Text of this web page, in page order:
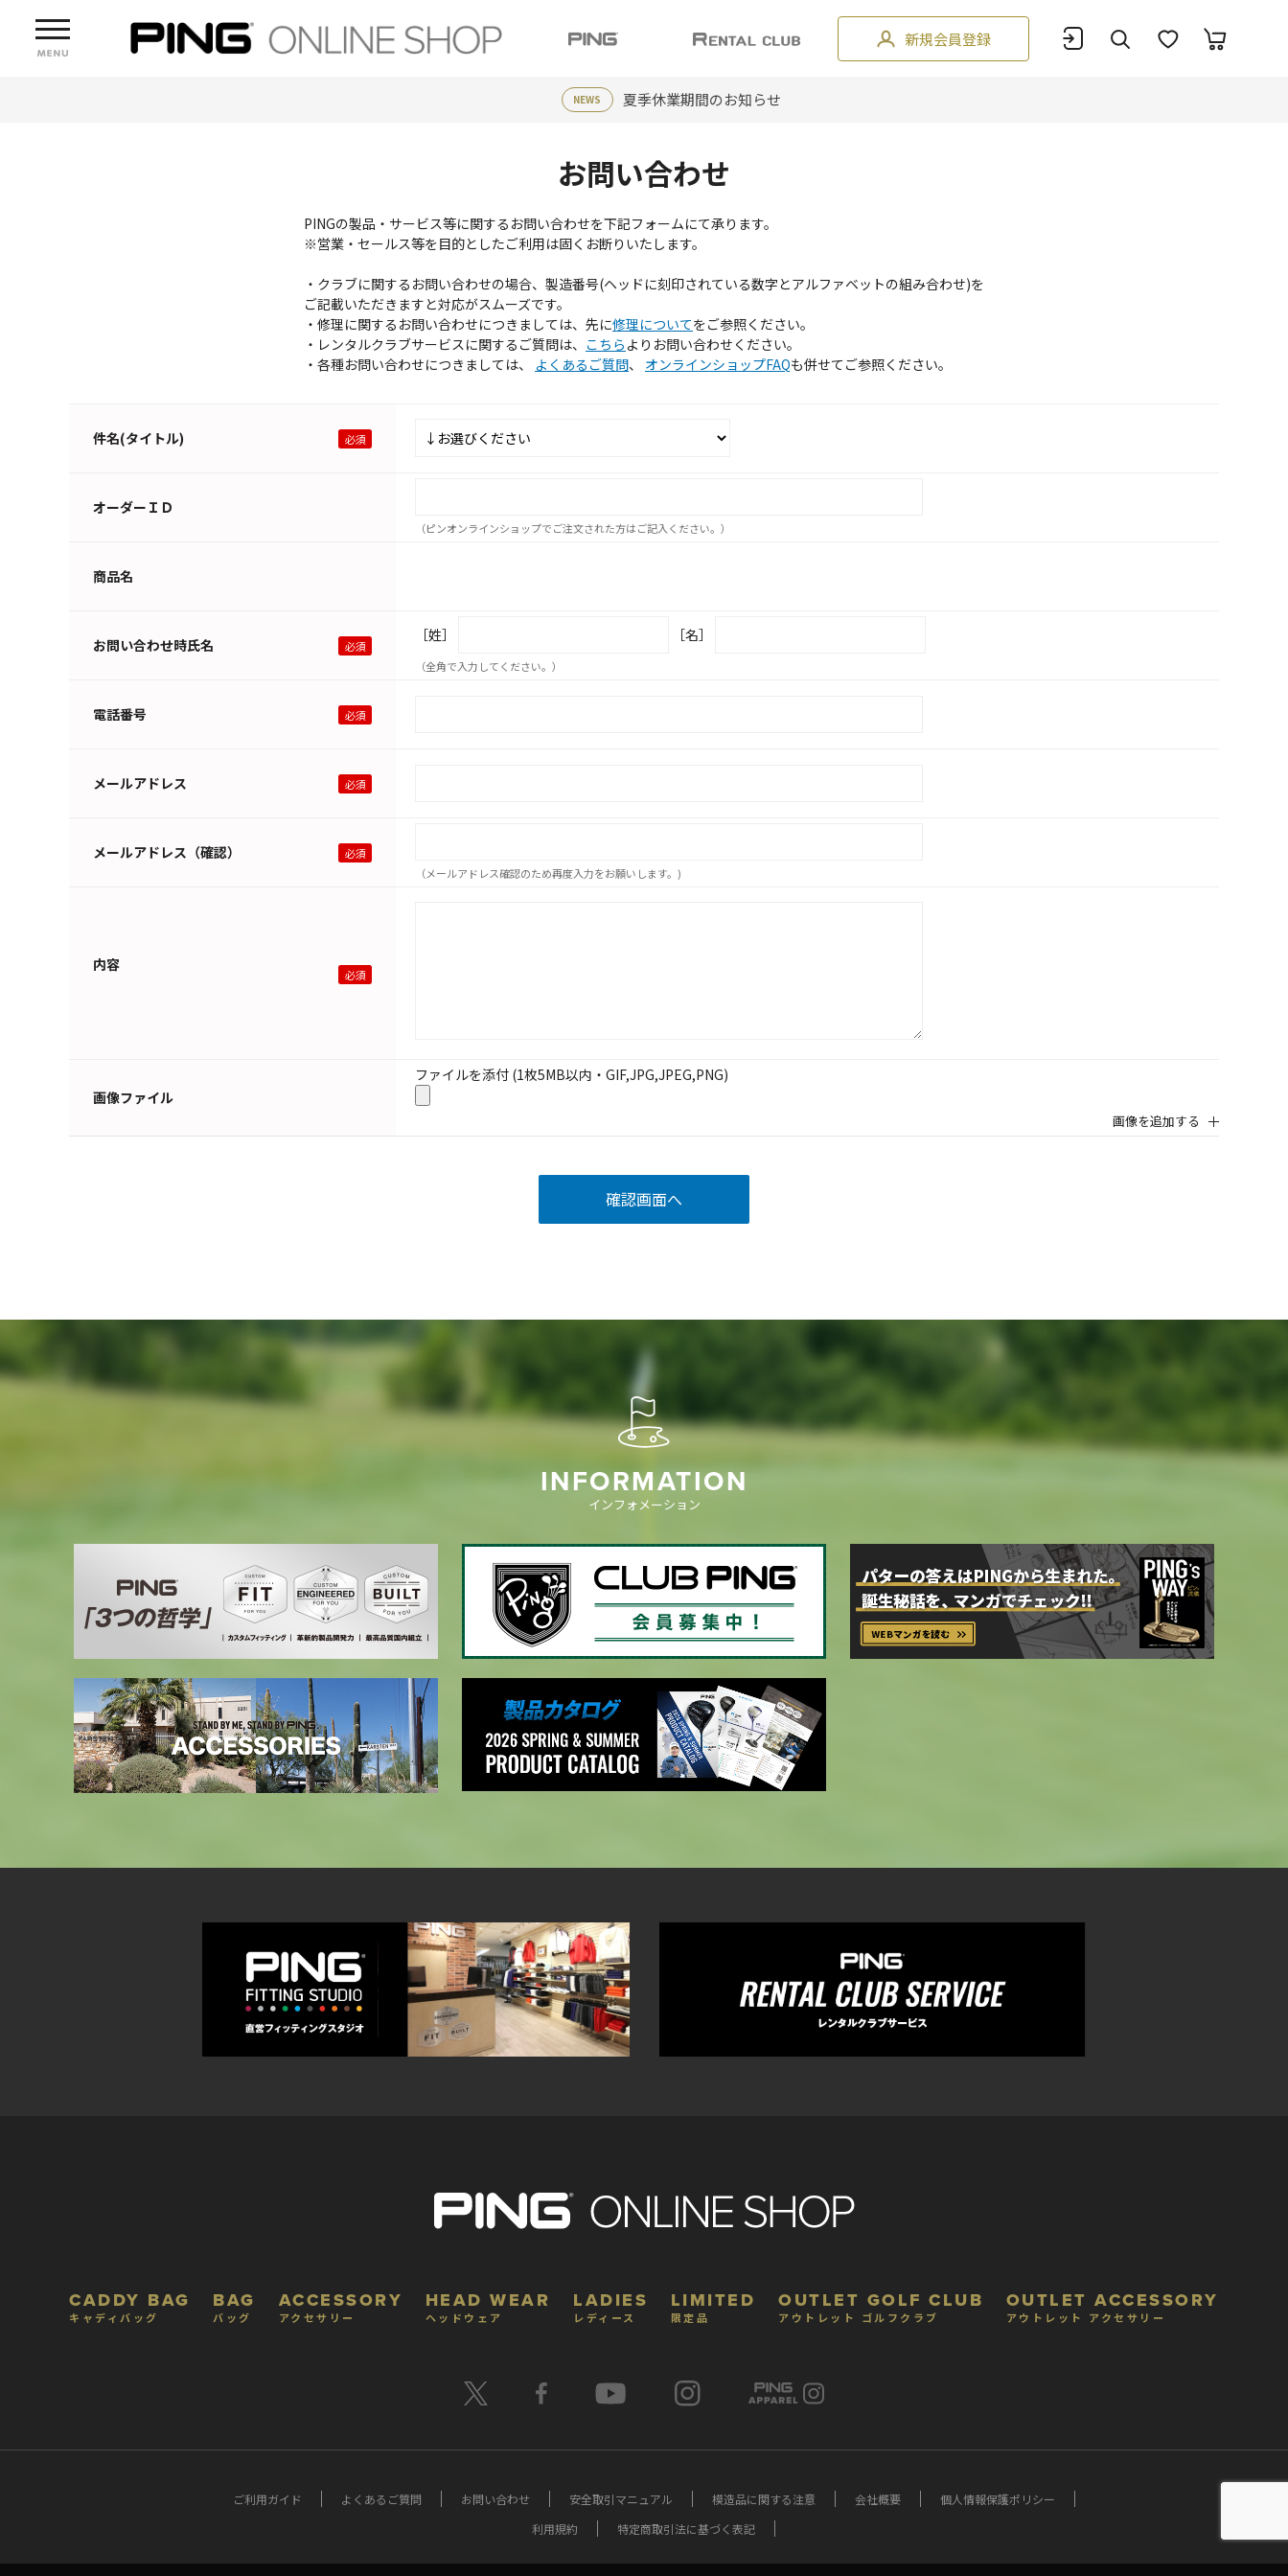
新規会員登録
NEWS 夏季休業期間のお知らせ
お問い合わせ
PINGの製品・サービス等に関するお問い合わせを下記フォームにて承ります。
※営業・セールス等を目的としたご利用は固くお断りいたします。
・クラブに関するお問い合わせの場合、製造番号(ヘッドに刻印されている数字とアルファベットの組み合わせ)を
ご記載いただきますと対応がスムーズです。
・修理に関するお問い合わせにつきましては、先に修理についてをご参照ください。
・レンタルクラブサービスに関するご質問は、 こちら よりお問い合わせください。
・各種お問い合わせにつきましては、 よくあるご質問、 オンラインショップFAQも併せてご参照ください。
件名(タイトル)
オーダーＩＤ
（ピンオンラインショップでご注文された方はご記入ください。）
商品名
お問い合わせ時氏名
［姓］ ［名］
（全角で入力してください。）
電話番号
メールアドレス
メールアドレス（確認）
（メールアドレス確認のため再度入力をお願いします。)
内容
画像ファイル
ファイルを添付 (1枚5MB以内・GIF,JPG,JPEG,PNG)
画像を追加する
INFORMATION
インフォメーション
CADDY BAG
キャディバッグ
BAG
バッグ
ACCESSORY
アクセサリー
HEAD WEAR
ヘッドウェア
LADIES
レディース
LIMITED
限定品
OUTLET GOLF CLUB
アウトレット ゴルフクラブ
OUTLET ACCESSORY
アウトレット アクセサリー
ご利用ガイド よくあるご質問 お問い合わせ 安全取引マニュアル 模造品に関する注意 会社概要
個人情報保護ポリシー
利用規約
特定商取引法に基づく表記